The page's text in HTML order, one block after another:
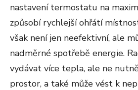
nastavení termostatu na
způsobí rychlejší ohřátí
však není jen neefektivní, ale
nadměrné spotřebě energie.
vydávat více tepla, ale ne
prostor, a také může vést k